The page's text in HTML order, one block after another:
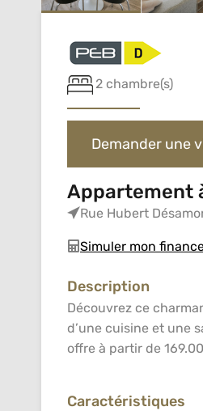
2 chambre(s)
Demander une
Appartement
Rue Hubert
Simuler mon
Description
Découvrez ce
d’une cuisine et une
offre à partir de
Caractéristiques